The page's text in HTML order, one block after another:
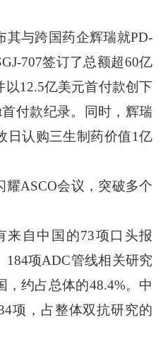
与跨国药企辉瑞就PD-
707签订了总额超60亿
12.5亿美元首付款创下
首付款纪录。同时，辉瑞
日认购三生制药价值1亿
ASCO会议，突破多个
自中国的73项口头报
184项ADC管线相关研究
，约占总体的48.4%。中
项，占整体双抗研究的